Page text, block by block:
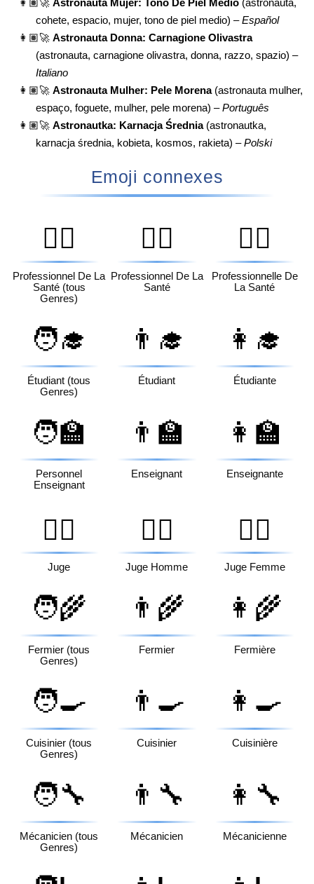
👩🏽‍🚀 Astronauta Mujer: Tono De Piel Medio (astronauta,
cohete, espacio, mujer, tono de piel medio) –Español
👩🏽‍🚀 Astronauta Donna: Carnagione Olivastra
(astronauta, carnagione olivastra, donna, razzo, spazio) –
Italiano
👩🏽‍🚀 Astronauta Mulher: Pele Morena(astronauta mulher,
espaço, foguete, mulher, pele morena) –Português
👩🏽‍🚀 Astronautka: Karnacja Średnia(astronautka,
karnacja średnia, kobieta, kosmos, rakieta) –Polski
Emoji connexes
🧑‍⚕️
Professionnel De La
Santé (tous
Genres)
👨‍⚕️
Professionnel De La
Santé
👩‍⚕️
Professionnelle De
La Santé
🧑‍🎓
Étudiant (tous
Genres)
👨‍🎓
Étudiant
👩‍🎓
Étudiante
🧑‍🏫
Personnel
Enseignant
👨‍🏫
Enseignant
👩‍🏫
Enseignante
🧑‍⚖️
Juge
👨‍⚖️
Juge Homme
👩‍⚖️
Juge Femme
🧑‍🌾
Fermier (tous
Genres)
👨‍🌾
Fermier
👩‍🌾
Fermière
🧑‍🍳
Cuisinier (tous
Genres)
👨‍🍳
Cuisinier
👩‍🍳
Cuisinière
🧑‍🔧
Mécanicien (tous
Genres)
👨‍🔧
Mécanicien
👩‍🔧
Mécanicienne